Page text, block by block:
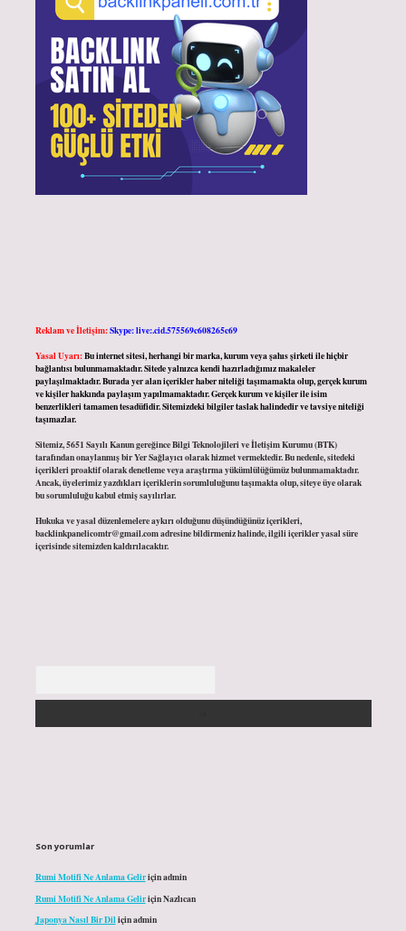
Reklam ve İletişim:Skype: live:.cid.575569c608265c69
Yasal Uyarı:Bu internet sitesi, herhangi bir marka, kurum veya şahıs şirketi ile hiçbir
bağlantısı bulunmamaktadır. Sitede yalnızca kendi hazırladığımız makaleler
paylaşılmaktadır. Burada yer alan içerikler haber niteliği taşımamakta olup, gerçek kurum
ve kişiler hakkında paylaşım yapılmamaktadır. Gerçek kurum ve kişiler ile isim
benzerlikleri tamamen tesadüfidir. Sitemizdeki bilgiler taslak halindedir ve tavsiye niteliği
taşımazlar.
Sitemiz, 5651 Sayılı Kanun gereğince Bilgi Teknolojileri ve İletişim Kurumu (BTK)
tarafından onaylanmış bir Yer Sağlayıcı olarak hizmet vermektedir. Bu nedenle, sitedeki
içerikleri proaktif olarak denetleme veya araştırma yükümlülüğümüz bulunmamaktadır.
Ancak, üyelerimiz yazdıkları içeriklerin sorumluluğunu taşımakta olup, siteye üye olarak
bu sorumluluğu kabul etmiş sayılırlar.
Hukuka ve yasal düzenlemelere aykırı olduğunu düşündüğünüz içerikleri,
backlinkpanelicomtr@gmail.comadresine bildirmeniz halinde, ilgili içerikler yasal süre
içerisinde sitemizden kaldırılacaktır.
Son yorumlar
Rumi Motifi Ne Anlama Geliriçinadmin
Rumi Motifi Ne Anlama GeliriçinNazlıcan
Japonya Nasıl Bir Diliçinadmin